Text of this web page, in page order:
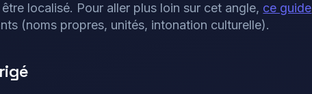
localisé. Pour aller plus loin sur cet angle, ce guide
(noms propres, unités, intonation culturelle).